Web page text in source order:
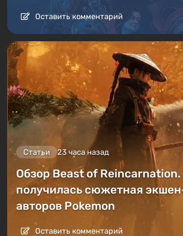
Оставить комментарий
Статьи 23 часа назад
Обзор Beast of
получилась сюжетная
авторов Pokemon
Оставить комментарий